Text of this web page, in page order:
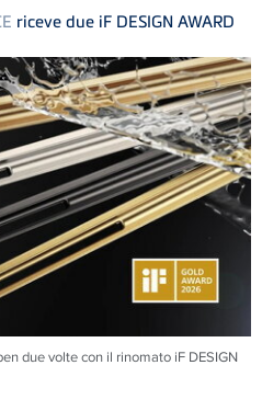
riceve due iF DESIGN AWARD
due volte con il rinomato iF DESIGN